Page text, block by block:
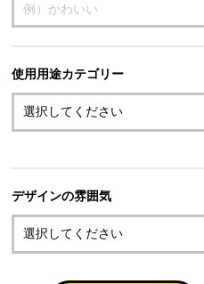
使用用途カテゴリー
デザインの雰囲気